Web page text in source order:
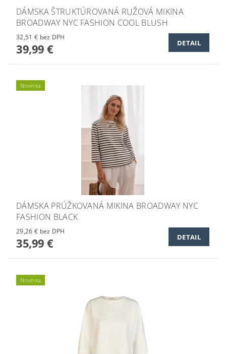
DÁMSKA ŠTRUKTÚROVANÁ RUŽOVÁ MIKINA
BROADWAY NYC FASHION COOL BLUSH
32,51 € bez DPH
39,99 € DETAIL
Novinka
DÁMSKA PRÚŽKOVANÁ MIKINA BROADWAY NYC
FASHION BLACK
29,26 € bez DPH
35,99 € DETAIL
Novinka